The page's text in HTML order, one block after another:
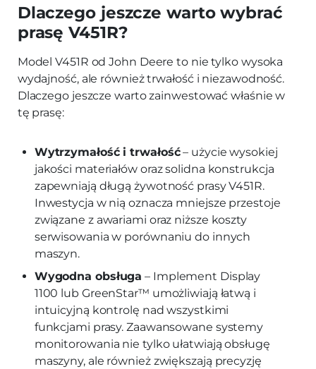
Dlaczego jeszcze warto wybrać
prasę V451R?
Model V451R od John Deere to nie tylko wysoka
wydajność, ale również trwałość i niezawodność.
Dlaczego jeszcze warto zainwestować właśnie w
tę prasę:
Wytrzymałość i trwałość– użycie wysokiej
jakości materiałów oraz solidna konstrukcja
zapewniają długą żywotność prasy V451R.
Inwestycja w nią oznacza mniejsze przestoje
związane z awariami oraz niższe koszty
serwisowania w porównaniu do innych
maszyn.
Wygodna obsługa – Implement Display
1100 lub GreenStar™ umożliwiają łatwą i
intuicyjną kontrolę nad wszystkimi
funkcjami prasy. Zaawansowane systemy
monitorowania nie tylko ułatwiają obsługę
maszyny, ale również zwiększają precyzję